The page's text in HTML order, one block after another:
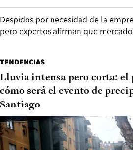
Despidos por necesidad de la
pero expertos afirman que
TENDENCIAS
Lluvia intensa pero corta: el
cómo será el evento de
Santiago